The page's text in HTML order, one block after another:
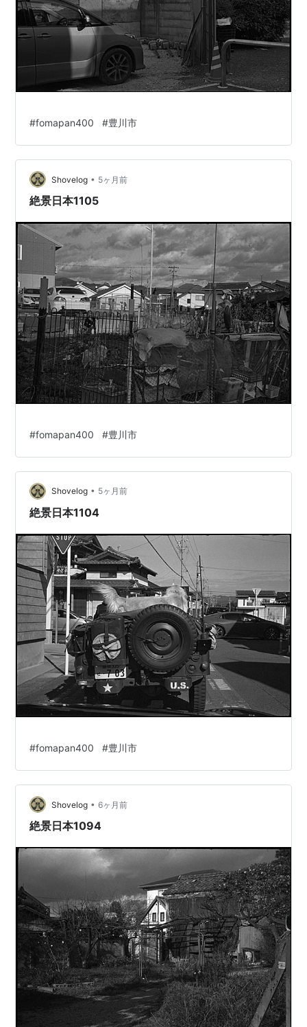
#fomapan400 #豊川市
Shovelog • 5ヶ月前
絶景日本1105
#fomapan400 #豊川市
Shovelog • 5ヶ月前
絶景日本1104
#fomapan400 #豊川市
Shovelog • 6ヶ月前
絶景日本1094